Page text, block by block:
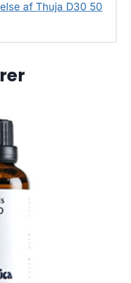
af Thuja D30 50